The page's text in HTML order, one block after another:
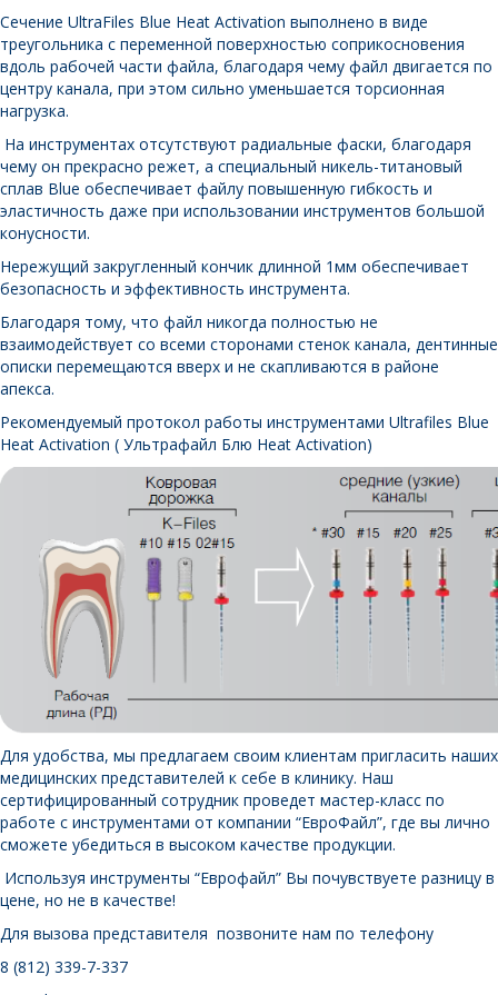
Сечение UltraFiles Blue Heat Activation выполнено в виде
треугольника с переменной поверхностью соприкосновения
вдоль рабочей части файла, благодаря чему файл двигается по
центру канала, при этом сильно уменьшается торсионная
нагрузка.
На инструментах отсутствуют радиальные фаски, благодаря
чему он прекрасно режет, а специальный никель-титановый
сплав Blue обеспечивает файлу повышенную гибкость и
эластичность даже при использовании инструментов большой
конусности.
Нережущий закругленный кончик длинной 1мм обеспечивает
безопасность и эффективность инструмента.
Благодаря тому, что файл никогда полностью не
взаимодействует со всеми сторонами стенок канала, дентинные
описки перемещаются вверх и не скапливаются в районе
апекса.
Рекомендуемый протокол работы инструментами Ultrafiles Blue
Heat Activation ( Ультрафайл Блю Heat Activation)
Для удобства, мы предлагаем своим клиентам пригласить наших
медицинских представителей к себе в клинику. Наш
сертифицированный сотрудник проведет мастер-класс по
работе с инструментами от компании “ЕвроФайл”, где вы лично
сможете убедиться в высоком качестве продукции.
Используя инструменты “Еврофайл” Вы почувствуете разницу в
цене, но не в качестве!
Для вызова представителя позвоните нам по телефону
8 (812) 339-7-337